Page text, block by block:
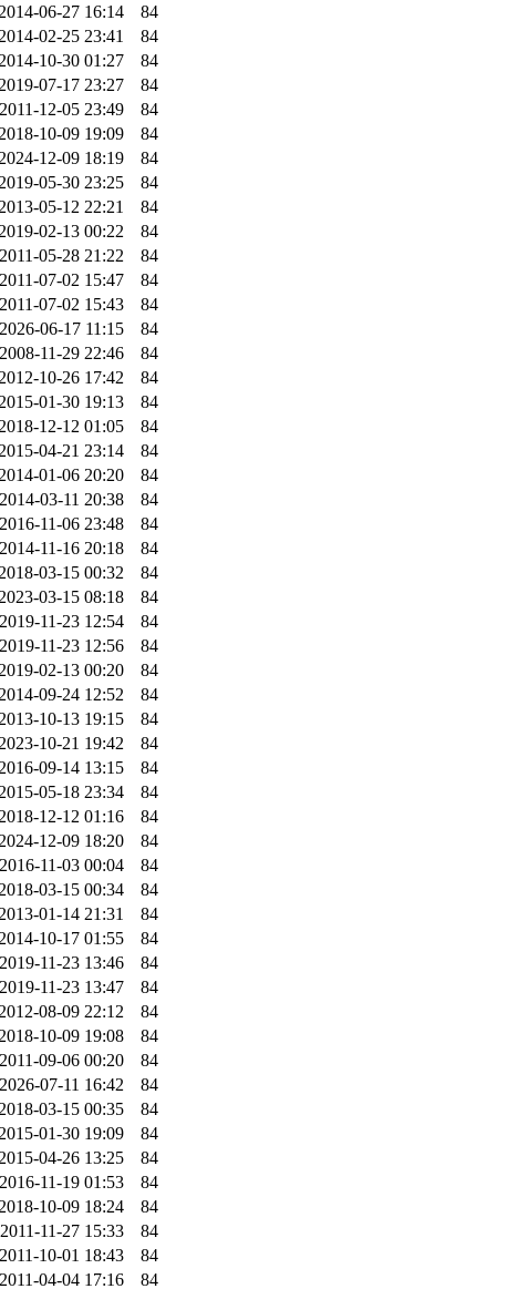
2014-06-27 16:14
84
2014-02-25 23:41
84
2014-10-30 01:27
84
2019-07-17 23:27
84
2011-12-05 23:49
84
2018-10-09 19:09
84
2024-12-09 18:19
84
2019-05-30 23:25
84
2013-05-12 22:21
84
2019-02-13 00:22
84
2011-05-28 21:22
84
2011-07-02 15:47
84
2011-07-02 15:43
84
2026-06-17 11:15
84
2008-11-29 22:46
84
2012-10-26 17:42
84
2015-01-30 19:13
84
2018-12-12 01:05
84
2015-04-21 23:14
84
2014-01-06 20:20
84
2014-03-11 20:38
84
2016-11-06 23:48
84
2014-11-16 20:18
84
2018-03-15 00:32
84
2023-03-15 08:18
84
2019-11-23 12:54
84
2019-11-23 12:56
84
2019-02-13 00:20
84
2014-09-24 12:52
84
2013-10-13 19:15
84
2023-10-21 19:42
84
2016-09-14 13:15
84
2015-05-18 23:34
84
2018-12-12 01:16
84
2024-12-09 18:20
84
2016-11-03 00:04
84
2018-03-15 00:34
84
2013-01-14 21:31
84
2014-10-17 01:55
84
2019-11-23 13:46
84
2019-11-23 13:47
84
2012-08-09 22:12
84
2018-10-09 19:08
84
2011-09-06 00:20
84
2026-07-11 16:42
84
2018-03-15 00:35
84
2015-01-30 19:09
84
2015-04-26 13:25
84
2016-11-19 01:53
84
2018-10-09 18:24
84
2011-11-27 15:33
84
2011-10-01 18:43
84
2011-04-04 17:16 84